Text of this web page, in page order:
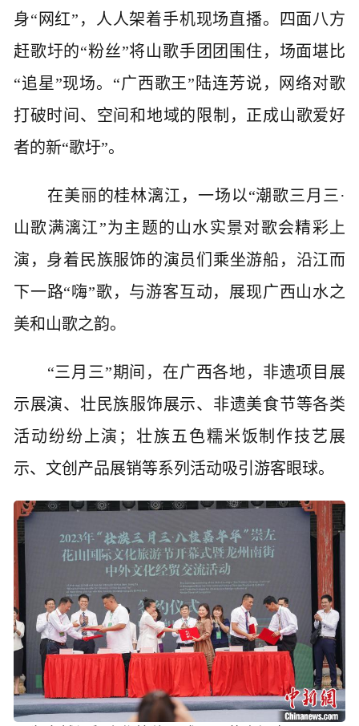
身“网红”，人人架着手机现场直播。四面八方
赶歌圩的“粉丝”将山歌手团团围住，场面堪比
“追星”现场。“广西歌王”陆连芳说，网络对歌
打破时间、空间和地域的限制，正成山歌爱好
者的新“歌圩”。
在美丽的桂林漓江，一场以“潮歌三月三·
山歌满漓江”为主题的山水实景对歌会精彩上
演，身着民族服饰的演员们乘坐游船，沿江而
下一路“嗨”歌，与游客互动，展现广西山水之
美和山歌之韵。
“三月三”期间，在广西各地，非遗项目展
示展演、壮民族服饰展示、非遗美食节等各类
活动纷纷上演；壮族五色糯米饭制作技艺展
示、文创产品展销等系列活动吸引游客眼球。